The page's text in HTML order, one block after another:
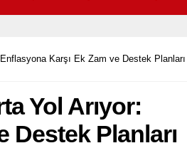
Karşı Ek Zam ve Destek Planları
Yol Arıyor:
Destek Planları